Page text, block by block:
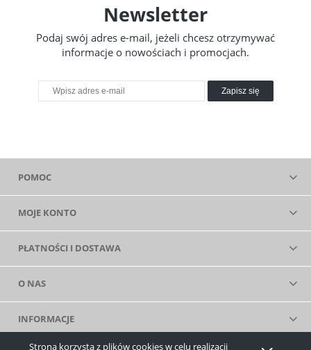
Strona korzysta z plików cookies w celu realizacji
Newsletter
Podaj swój adres e-mail, jeżeli chcesz otrzymywać
informacje o nowościach i promocjach.
Zapisz się
POMOC
MOJE KONTO
PŁATNOŚCI I DOSTAWA
O NAS
INFORMACJE